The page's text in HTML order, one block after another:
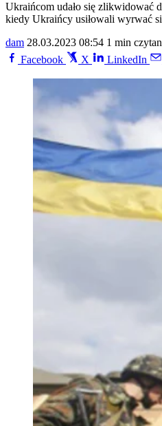
Ukraińcom udało się zlikwidować
kiedy Ukraińcy usiłowali wyrwać
dam 28.03.2023 08:54 1 min
Facebook
X LinkedIn